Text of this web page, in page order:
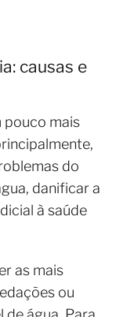
causas e
pouco mais
do
danificar a
à saúde
as mais
ou